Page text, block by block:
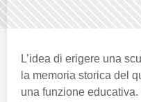
L’idea di erigere una
la memoria storica del
una funzione